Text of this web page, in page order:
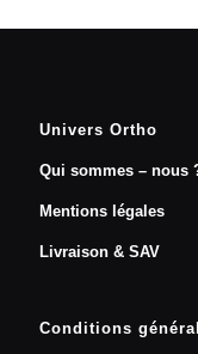
Univers Ortho
Qui sommes – nous
Mentions légales
Livraison & SAV
Conditions